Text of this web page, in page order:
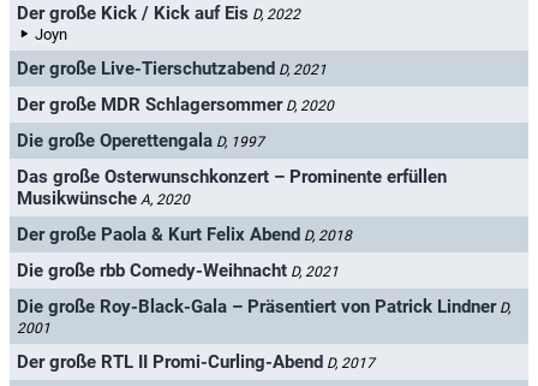
Der große Kick / Kick auf Eis D, 2022
Joyn
Der große Live-Tierschutzabend D, 2021
Der große MDR Schlagersommer D, 2020
Die große Operettengala D, 1997
Das große Osterwunschkonzert – Prominente erfüllen
Musikwünsche A, 2020
Der große Paola & Kurt Felix Abend D, 2018
Die große rbb Comedy-Weihnacht D, 2021
Die große Roy-Black-Gala – Präsentiert von Patrick Lindner D,
2001
Der große RTL II Promi-Curling-Abend D, 2017